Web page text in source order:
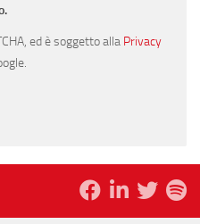
ed è soggetto alla Privacy